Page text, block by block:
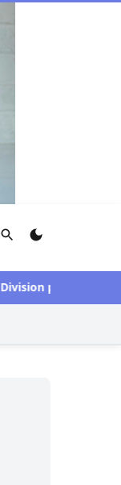
Rechercher
pour le Sénégal et